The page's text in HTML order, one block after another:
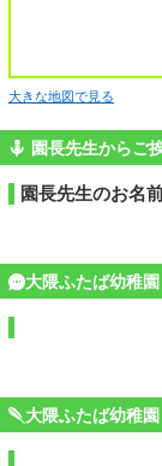
大きな地図で見る
園長先生からご
園長先生のお名
大隈ふたば幼稚園
大隈ふたば幼稚